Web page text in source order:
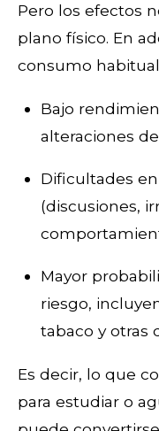
Pero los efectos
plano físico. En
consumo
Bajo
alteraciones
Dificultades
(discusiones,
Mayor
riesgo,
tabaco y otras
Es decir, lo que
para estudiar o